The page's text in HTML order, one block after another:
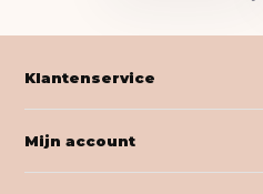
Klantenservice
Mijn account